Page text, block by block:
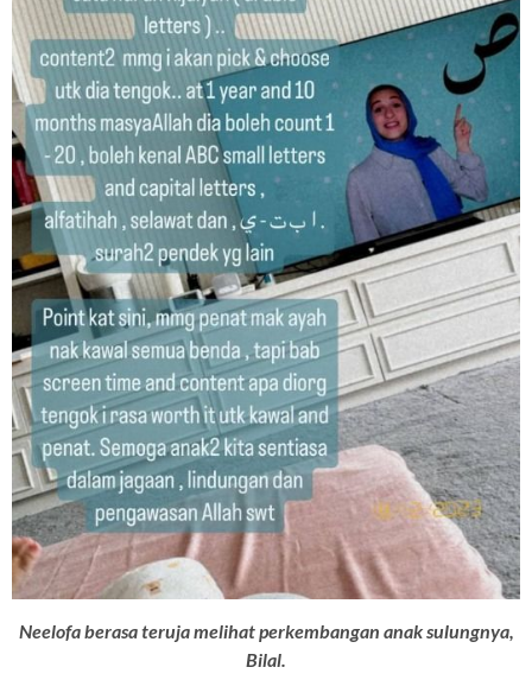
Neelofa berasa teruja melihat perkembangan anak sulungnya,
Bilal.